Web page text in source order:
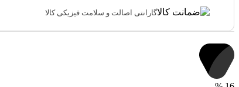
گارانتی اصالت و سلامت فیزیکی کالا